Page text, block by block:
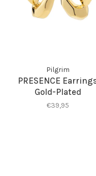
Pilgrim
PRESENCE
Gold-Plated
€39,95